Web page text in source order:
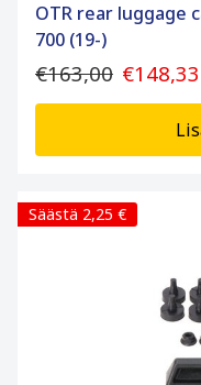
OTR rear luggage
700 (19-)
€163,00 €148,33
Säästä 2,25 €